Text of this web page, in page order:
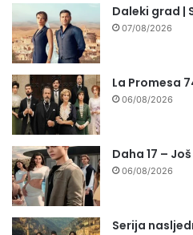
Daleki grad |
07/08/2026
La Promesa
06/08/2026
Daha 17 –
06/08/2026
Serija